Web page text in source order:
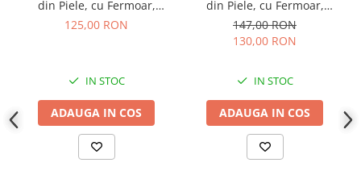
Indosariere documente
Instrumente de scris
Produse digitale (download)
monede cu inchidere cu fermoarsi 8 buzunare pentru carduri. Dar
femeia moderna nu isi doreste doar lucruri practice.Ea isi doreste
Acest portofel este un produs din
moale va va cuceri de la prima atingere!
din Piele, cu Fermoar,
Negru, 21 x 11.5 cm
125,00 RON
IN STOC
ADAUGA IN COS
din Piele, cu Fermoar,
Verde, 21 x 11.5 cm
147,00 RON
130,00 RON
IN STOC
ADAUGA IN COS